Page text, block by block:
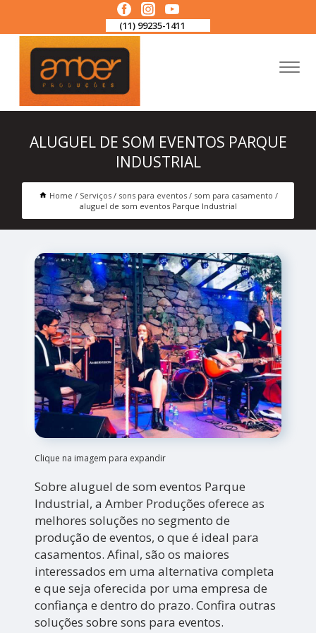
(11) 99235-1411
ALUGUEL DE SOM EVENTOS PARQUE
INDUSTRIAL
Home Serviços sons para eventos
som para casamento
aluguel de som eventos Parque Industrial
Clique na imagem para expandir
Sobre aluguel de som eventos Parque
Industrial, a Amber Produções oferece as
melhores soluções no segmento de
produção de eventos, o que é ideal para
casamentos. Afinal, são os maiores
interessados em uma alternativa completa
e que seja oferecida por uma empresa de
confiança e dentro do prazo. Confira outras
soluções sobre sons para eventos.